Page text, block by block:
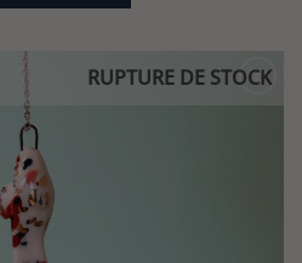
RUPTURE DE STOCK